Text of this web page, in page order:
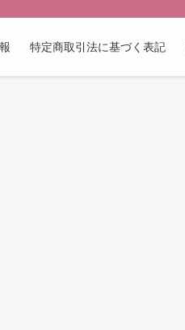
特定商取引法に基づく表記